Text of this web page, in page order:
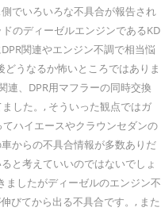
でいろいろな不具合が報告され
のディーゼルエンジンであるKD
関連やエンジン不調で相当悩
うなるか怖いところではありま
連、DPR用マフラーの同時交換
した。, そういった観点ではガ
ハイエースやクラウンセダンの
からの不具合情報が多数ありだ
と考えていいのではないでしょ
ましたがディーゼルのエンジン不
びてから出る不具合です。, また